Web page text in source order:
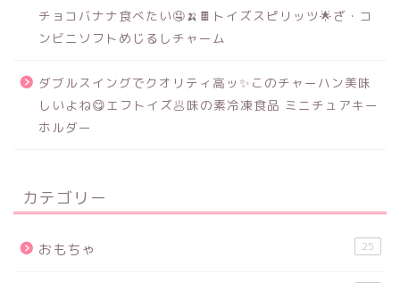
チョコバナナ食べたい🤤🍌🍫トイズスピリッツ🌟ざ・コ
ンビニソフトめじるしチャーム
ダブルスイングでクオリティ高ッ✨このチャーハン美味
しいよね😋エフトイズ🥟味の素冷凍食品 ミニチュアキー
ホルダー
カテゴリー
おもちゃ 25